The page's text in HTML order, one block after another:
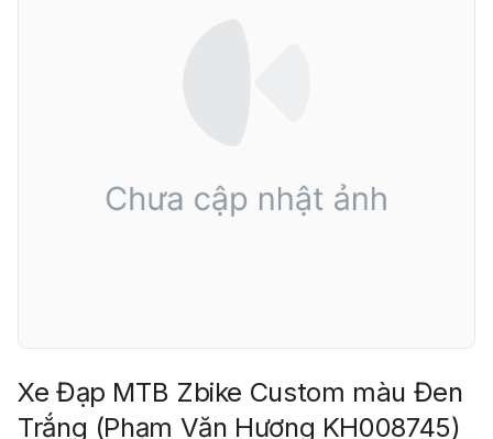
Xe Đạp MTB Zbike Custom màu Đen
Trắng (Phạm Văn Hương KH008745)